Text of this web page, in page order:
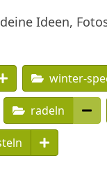
Ideen,
winter-
radeln